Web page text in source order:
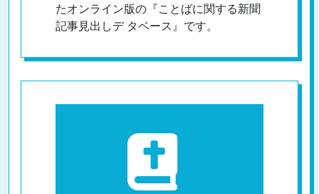
たオンライン版の『ことばに関する新聞
記事見出しデ タベース』です。